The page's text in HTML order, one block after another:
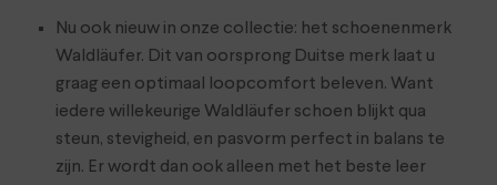
Nu ook nieuw in onze collectie: het schoenenmerk
Waldläufer. Dit van oorsprong Duitse merk laat u
graag een optimaal loopcomfort beleven. Want
iedere willekeurige Waldläufer schoen blijkt qua
steun, stevigheid, en pasvorm perfect in balans te
zijn. Er wordt dan ook alleen met het beste leer